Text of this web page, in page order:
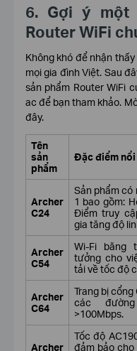
6. Gợi ý một
Router WiFi
Không khó để nhận
mọi gia đình Việt. Sau
sản phẩm Router WiFi
ac để bạn tham khảo.
đây.
Tên
sản
phẩm
Đặc điểm
Archer
C24
Sản phẩm có
1 bao gồm:
Điểm truy
gia tăng độ
Archer
C54
Wi-Fi băng
tưởng cho
tải về tốc độ
Archer
C64
Trang bị
các
>100Mbps.
Archer
Tốc độ
đảm bảo cho